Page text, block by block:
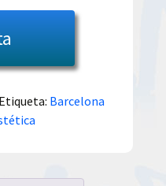
es:
29.99€.
Etiqueta: Barcelona